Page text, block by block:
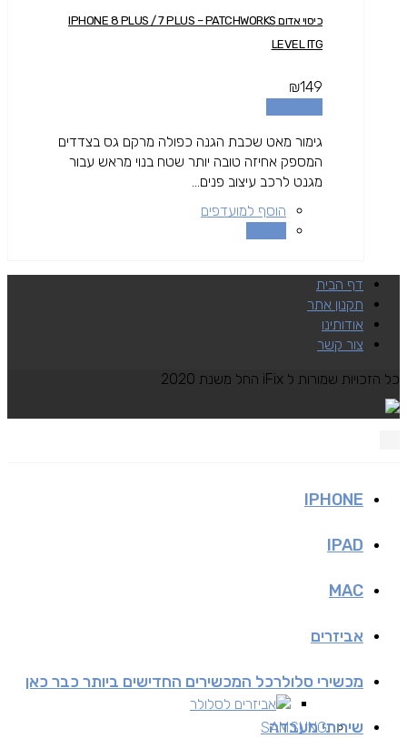
כיסוי אדום IPHONE 8 PLUS / 7 PLUS – PATCHWORKS
LEVEL ITG
₪149
גימור מאט שכבת הגנה כפולה מרקם גס בצדדים
המספק אחיזה טובה יותר שטח בנוי מראש עבור
מגנט לרכב עיצוב פנים...
הוסף למועדפים
דף הבית
תקנון אתר
אודותינו
צור קשר
כל הזכויות שמורות ל iFix החל משנת 2020
IPHONE
IPAD
MAC
אביזרים
אביזרים לסלולר
מכשירי סלולרכל המכשירים החדישים ביותר כבר כאן
SAMSUNG
שירותי מעבדה